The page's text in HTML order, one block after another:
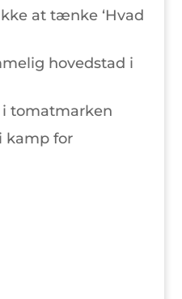
at tænke ‘Hvad
hovedstad i
i tomatmarken
kamp for